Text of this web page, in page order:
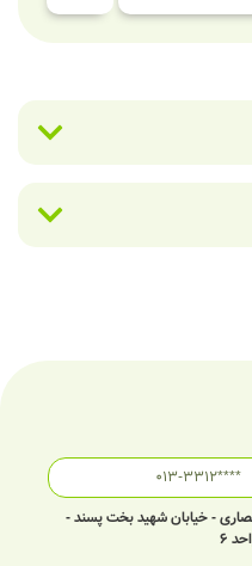
013-3312****
- خیابان شهید بخت پسند -